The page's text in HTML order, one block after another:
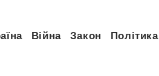
Війна Закон Політика